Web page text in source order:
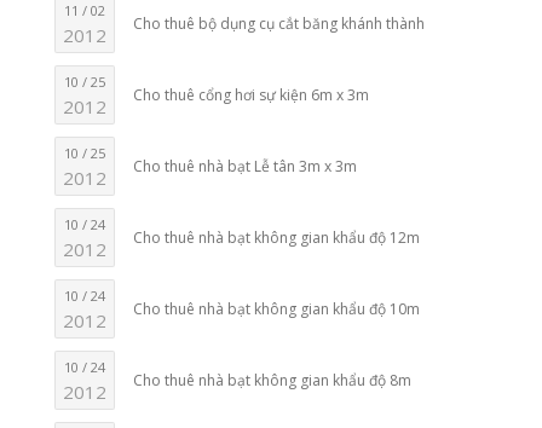
11 / 02
2012 Cho thuê bộ dụng cụ cắt băng khánh thành
10 / 25
2012 Cho thuê cổng hơi sự kiện 6m x 3m
10 / 25
2012 Cho thuê nhà bạt Lễ tân 3m x 3m
10 / 24
2012 Cho thuê nhà bạt không gian khẩu độ 12m
10 / 24
2012 Cho thuê nhà bạt không gian khẩu độ 10m
10 / 24
2012 Cho thuê nhà bạt không gian khẩu độ 8m